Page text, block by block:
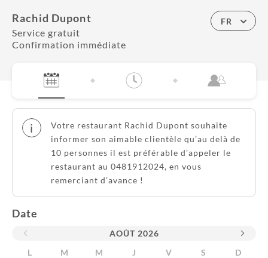
Rachid Dupont
Service gratuit
Confirmation immédiate
FR
i
Votre restaurant Rachid Dupont souhaite
informer son aimable clientèle qu’au delà de
10 personnes il est préférable d’appeler le
restaurant au 0481912024, en vous
remerciant d’avance !
Date
AOÛT 2026
L
M M J V S D